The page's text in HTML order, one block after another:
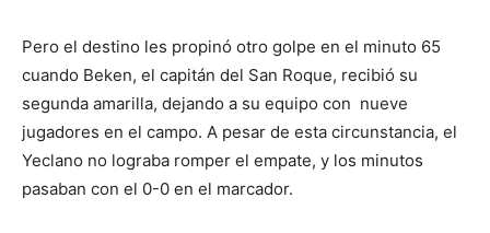
Pero el destino les propinó otro golpe en el minuto 65
cuando Beken, el capitán del San Roque, recibió su
segunda amarilla, dejando a su equipo con nueve
jugadores en el campo. A pesar de esta circunstancia, el
Yeclano no lograba romper el empate, y los minutos
pasaban con el 0-0 en el marcador.